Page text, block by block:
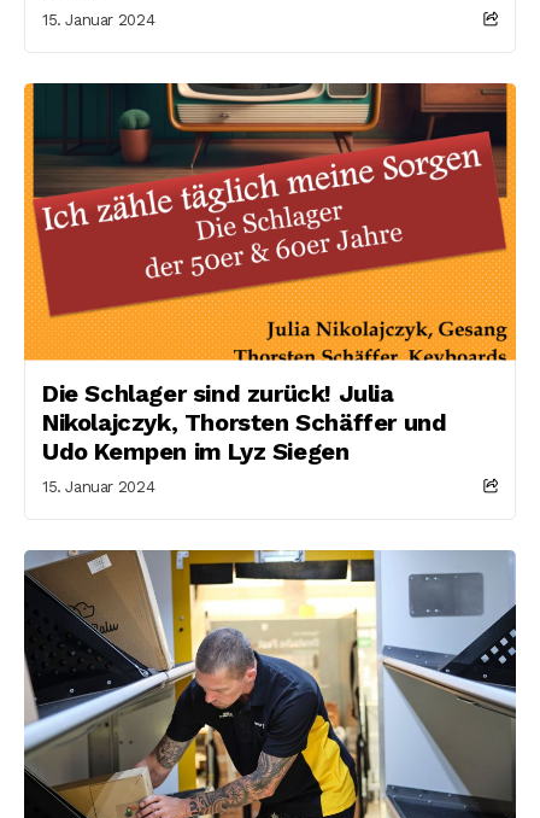
15. Januar 2024
Die Schlager sind zurück! Julia
Nikolajczyk, Thorsten Schäffer und
Udo Kempen im Lyz Siegen
15. Januar 2024